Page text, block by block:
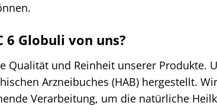
6 Globuli von uns?
Qualität und Reinheit unserer Produkte.
Arzneibuches (HAB) hergestellt.
Verarbeitung, um die natürliche